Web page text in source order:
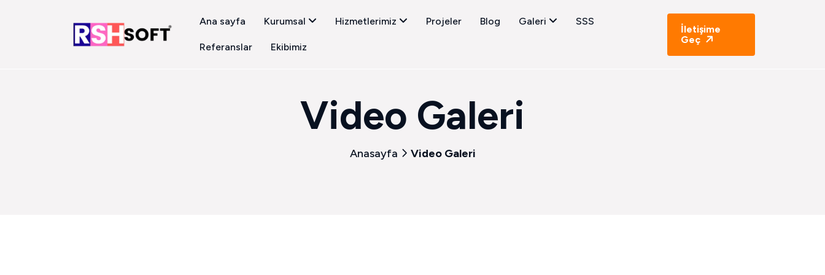
Ana sayfa Kurumsal Hizmetlerimiz Projeler Blog Galeri SSS
Referanslar Ekibimiz
İletişime
Geç
Video Galeri
Anasayfa Video Galeri